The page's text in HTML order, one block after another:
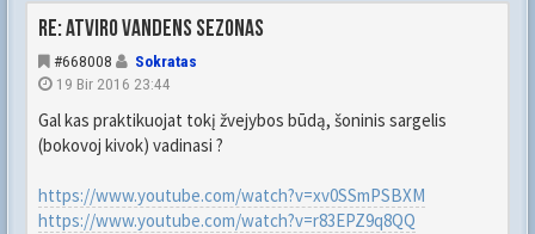
Re: Atviro vandens sezonas
#668008
Sokratas
19 Bir 2016 23:44
Gal kas praktikuojat tokį žvejybos būdą, šoninis sargelis
(bokovoj kivok) vadinasi ?
https://www.youtube.com/watch?v=xv0SSmPSBXM
https://www.youtube.com/watch?v=r83EPZ9q8QQ